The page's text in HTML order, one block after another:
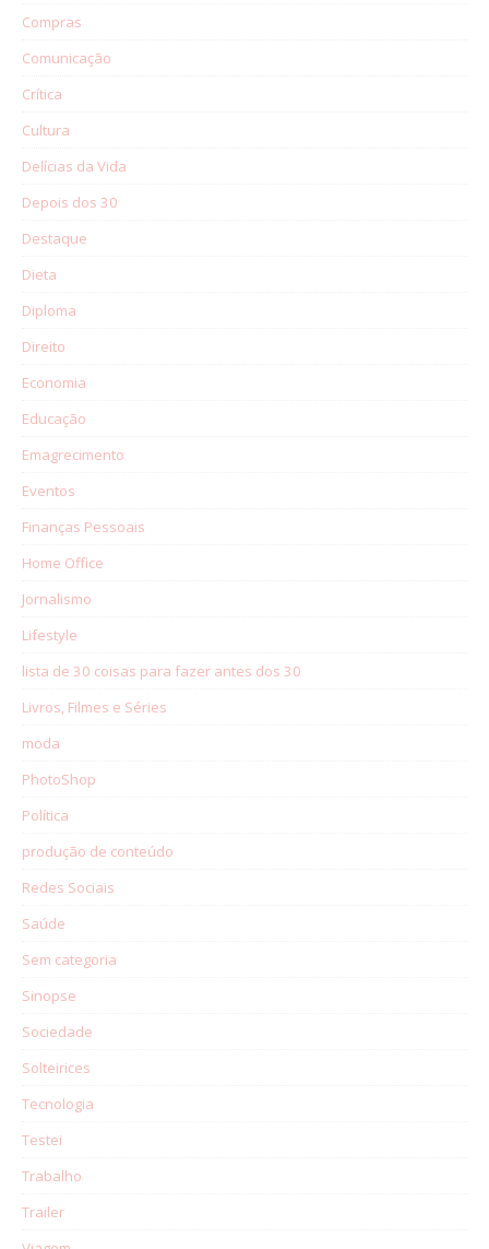
Compras
Comunicação
Crítica
Cultura
Delícias da Vida
Depois dos 30
Destaque
Dieta
Diploma
Direito
Economia
Educação
Emagrecimento
Eventos
Finanças Pessoais
Home Office
Jornalismo
Lifestyle
lista de 30 coisas para fazer antes dos 30
Livros, Filmes e Séries
moda
PhotoShop
Política
produção de conteúdo
Redes Sociais
Saúde
Sem categoria
Sinopse
Sociedade
Solteirices
Tecnologia
Testei
Trabalho
Trailer